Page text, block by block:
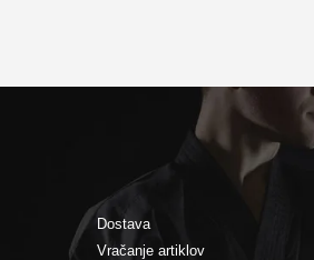
Dostava
Vračanje artiklov